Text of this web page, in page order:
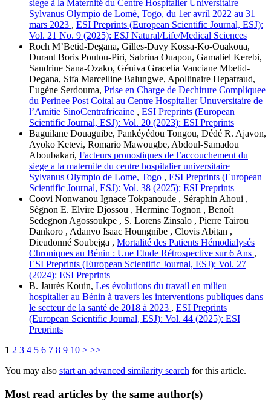
siège à la Maternité du Centre Hospitalier Universitaire
Sylvanus Olympio de Lomé, Togo, du 1er avril 2022 au 31
mars 2023 , ESI Preprints (European Scientific Journal, ESJ):
Vol. 21 No. 9 (2025): ESJ Natural/Life/Medical Sciences
Roch M’Betid-Degana, Gilles-Davy Kossa-Ko-Ouakoua,
Durant Boris Poutou-Piri, Sabrina Ouapou, Gamaliel Kerebi,
Sandrine Sana-Ozako, Géniva Gracelia Vanciane Mbetid-
Degana, Sifa Marcelline Balungwe, Apollinaire Hepatraud,
Eugène Serdouma, Prise en Charge de Dechirure Compliquee
du Perinee Post Coital au Centre Hospitalier Unuversitaire de
l’Amitie SinoCentrafricaine , ESI Preprints (European
Scientific Journal, ESJ): Vol. 20 (2023): ESI Preprints
Baguilane Douaguibe, Pankéyédou Tongou, Dédé R. Ajavon,
Ayoko Ketevi, Romario Mawougbe, Abdoul-Samadou
Aboubakari, Facteurs pronostiques de l’accouchement du
siege a la maternite du centre hospitalier universitaire
Sylvanus Olympio de Lome, Togo , ESI Preprints (European
Scientific Journal, ESJ): Vol. 38 (2025): ESI Preprints
Coovi Nonwanou Ignace Tokpanoude , Séraphin Ahoui ,
Sègnon E. Elvire Djossou , Hermine Tognon , Benoît
Sedegnon Agossoukpe , S. Lorens Zinsalo , Pierre Tairou
Dankoro , Adanvo Isaac Houngnibe , Clovis Abitan ,
Dieudonné Soubejga , Mortalité des Patients Hémodialysés
Chroniques au Bénin : Une Etude Rétrospective sur 6 Ans ,
ESI Preprints (European Scientific Journal, ESJ): Vol. 27
(2024): ESI Preprints
B. Jaurès Kouin, Les évolutions du travail en milieu
hospitalier au Bénin à travers les interventions publiques dans
le secteur de la santé de 2018 à 2023 , ESI Preprints
(European Scientific Journal, ESJ): Vol. 44 (2025): ESI
Preprints
1 2 3 4 5 6 7 8 9 10 > >>
You may also start an advanced similarity search for this article.
Most read articles by the same author(s)